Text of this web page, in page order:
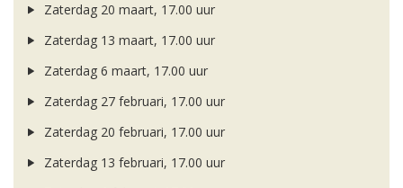
Zaterdag 20 maart, 17.00 uur
Zaterdag 13 maart, 17.00 uur
Zaterdag 6 maart, 17.00 uur
Zaterdag 27 februari, 17.00 uur
Zaterdag 20 februari, 17.00 uur
Zaterdag 13 februari, 17.00 uur